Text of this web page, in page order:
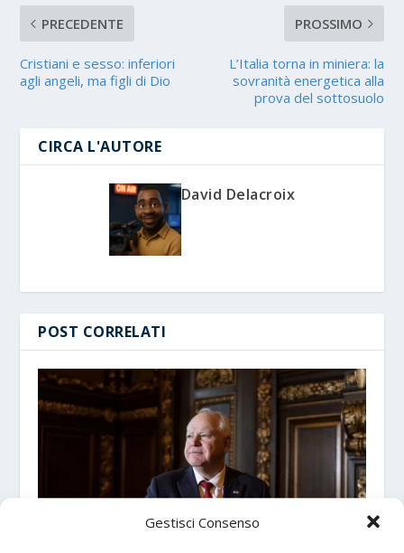
Gestisci Consenso
PRECEDENTE
Cristiani e sesso: inferiori
agli angeli, ma figli di Dio
PROSSIMO
L’Italia torna in miniera: la
sovranità energetica alla
prova del sottosuolo
CIRCA L'AUTORE
David Delacroix
POST CORRELATI